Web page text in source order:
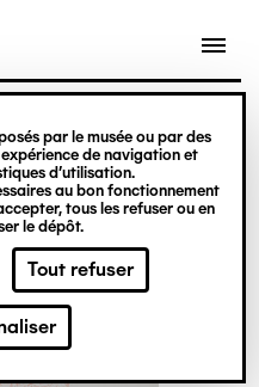
par le musée ou par des
de navigation et
d’utilisation.
au bon fonctionnement
tous les refuser ou en
le dépôt.
Tout refuser